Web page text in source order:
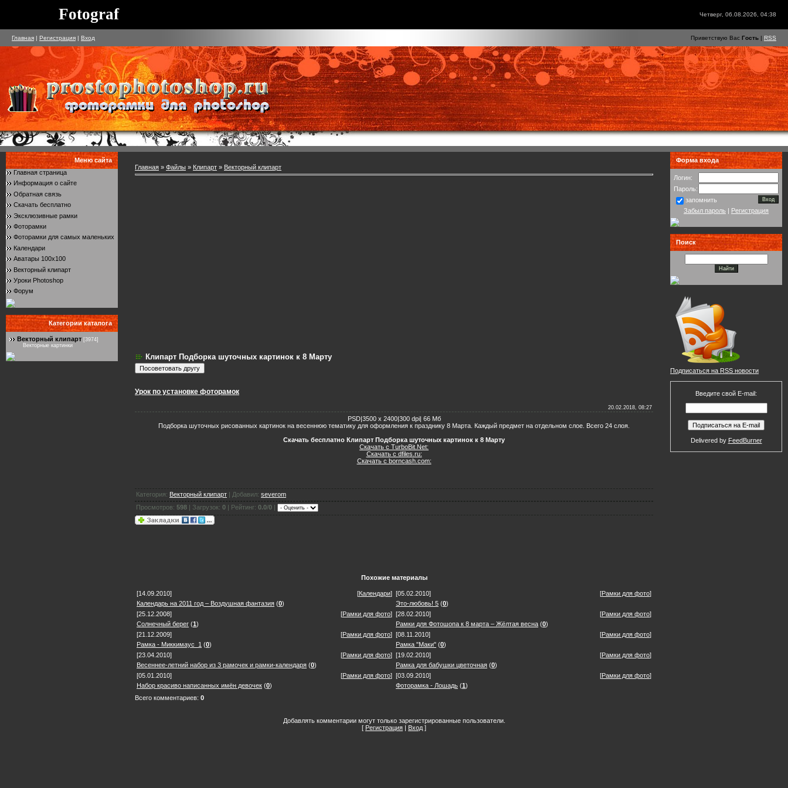
Fotograf Четверг, 06.08.2026, 04:38
Главная | Регистрация | Вход Приветствую Вас Гость | RSS
Меню сайта
Главная страница
Информация о сайте
Обратная связь
Скачать бесплатно
Эксклюзивные рамки
Фоторамки
Фоторамки для самых маленьких
Календари
Аватары 100x100
Векторный клипарт
Уроки Photoshop
Форум
Категории каталога
Векторный клипарт [3974]
Векторные картинки
Главная » Файлы » Клипарт » Векторный клипарт
Клипарт Подборка шуточных картинок к 8 Марту
Урок по установке фоторамок
20.02.2018, 08:27
PSD|3500 х 2400|300 dpi| 66 Мб
Подборка шуточных рисованных картинок на весеннюю тематику для оформления к празднику 8 Марта. Каждый предмет на отдельном слое. Всего 24 слоя.
Скачать бесплатно Клипарт Подборка шуточных картинок к 8 Марту
Скачать с TurboBit.Net:
Скачать с dfiles.ru:
Скачать с borncash.com:
Категория: Векторный клипарт | Добавил: severom
Просмотров: 598 | Загрузок: 0 | Рейтинг: 0.0/0 |
Похожие материалы
[14.09.2010] [Календари]
Календарь на 2011 год – Воздушная фантазия (0)
[05.02.2010] [Рамки для фото]
Это-любовь! 5 (0)
[25.12.2008]
[Рамки для фото]
Солнечный берег (1)
[28.02.2010] [Рамки для фото]
Рамки для Фотошопа к 8 марта – Жёлтая весна (0)
[21.12.2009]
[Рамки для фото]
Рамка - Миккимаус_1 (0)
[08.11.2010] [Рамки для фото]
Рамка "Маки" (0)
[23.04.2010]
[Рамки для фото]
Весеннее-летний набор из 3 рамочек и рамки-календаря (0)
[19.02.2010] [Рамки для фото]
Рамка для бабушки цветочная (0)
[05.01.2010]
[Рамки для фото]
Набор красиво написанных имён девочек (0)
[03.09.2010] [Рамки для фото]
Фоторамка - Лошадь (1)
Всего комментариев: 0
Добавлять комментарии могут только зарегистрированные пользователи.
[ Регистрация | Вход ]
Форма входа
Логин:
Пароль:
запомнить
Забыл пароль | Регистрация
Поиск
Подписаться на RSS новости
Введите свой E-mail:
Delivered by FeedBurner